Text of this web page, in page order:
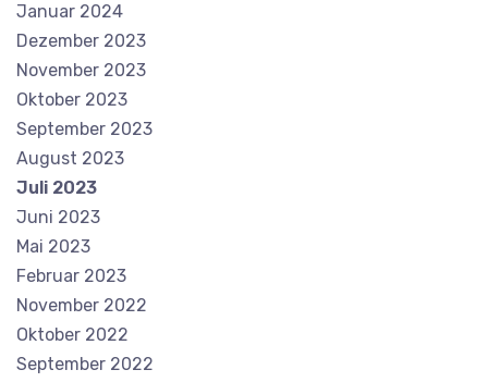
Januar 2024
Dezember 2023
November 2023
Oktober 2023
September 2023
August 2023
Juli 2023
Juni 2023
Mai 2023
Februar 2023
November 2022
Oktober 2022
September 2022